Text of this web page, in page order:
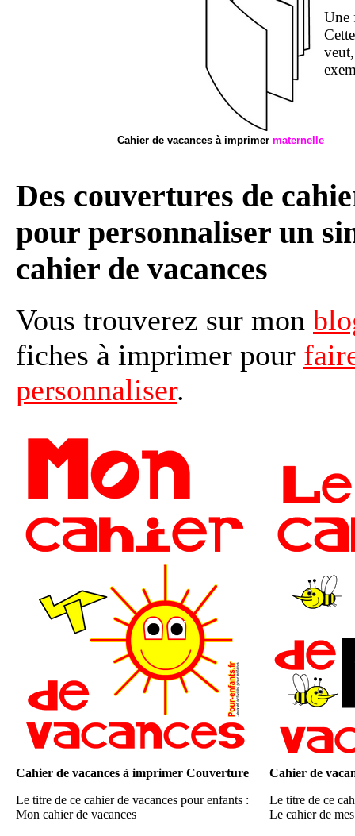
Cahier de vacances à imprimer maternelle
Une
Des couvertures de
pour personnaliser un
cahier de vacances
Vous trouverez sur mon
fiches à imprimer pour
personnaliser.
Cahier de vacances à imprimer Couverture
Le titre de ce cahier de vacances pour enfants :
Mon cahier de vacances
Cahier de
Le titre de ce
Le cahier de